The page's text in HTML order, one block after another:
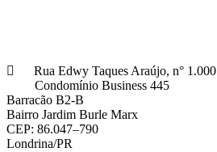
Rua Edwy Taques Araújo, n° 1.000
Condomínio Business 445
Barracão B2-B
Bairro Jardim Burle Marx
CEP: 86.047–790
Londrina/PR